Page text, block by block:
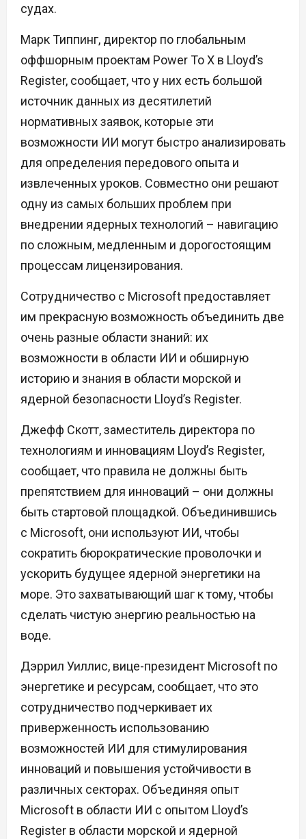
судах.
Марк Типпинг, директор по глобальным
оффшорным проектам Power To X в Lloyd’s
Register, сообщает, что у них есть большой
источник данных из десятилетий
нормативных заявок, которые эти
возможности ИИ могут быстро анализировать
для определения передового опыта и
извлеченных уроков. Совместно они решают
одну из самых больших проблем при
внедрении ядерных технологий – навигацию
по сложным, медленным и дорогостоящим
процессам лицензирования.
Сотрудничество с Microsoft предоставляет
им прекрасную возможность объединить две
очень разные области знаний: их
возможности в области ИИ и обширную
историю и знания в области морской и
ядерной безопасности Lloyd’s Register.
Джефф Скотт, заместитель директора по
технологиям и инновациям Lloyd’s Register,
сообщает, что правила не должны быть
препятствием для инноваций – они должны
быть стартовой площадкой. Объединившись
с Microsoft, они используют ИИ, чтобы
сократить бюрократические проволочки и
ускорить будущее ядерной энергетики на
море. Это захватывающий шаг к тому, чтобы
сделать чистую энергию реальностью на
воде.
Дэррил Уиллис, вице-президент Microsoft по
энергетике и ресурсам, сообщает, что это
сотрудничество подчеркивает их
приверженность использованию
возможностей ИИ для стимулирования
инноваций и повышения устойчивости в
различных секторах. Объединяя опыт
Microsoft в области ИИ с опытом Lloyd’s
Register в области морской и ядерной